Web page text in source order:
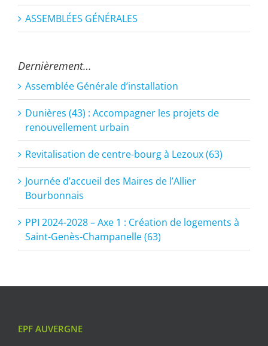
ASSEMBLÉES GÉNÉRALES
Dernièrement…
Assemblée Générale d’installation
Dunières (43) : Accompagner les projets de
renouvellement urbain
Revitalisation de centre-bourg à Lezoux (63)
Journée d’accueil des Maires de l’Allier
Bourbonnais
PPI 2024-2028 – Axe 1 : Création de logements à
Saint-Genès-Champanelle (63)
EPF AUVERGNE